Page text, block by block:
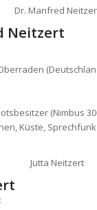
Neitzert
Oberraden
(Nimbus
Küste,